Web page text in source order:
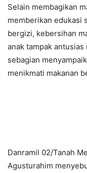
Selain membagikan
memberikan edukasi
bergizi, kebersihan
anak tampak
sebagian
menikmati makanan
Danramil 02/Tanah
Agusturahim